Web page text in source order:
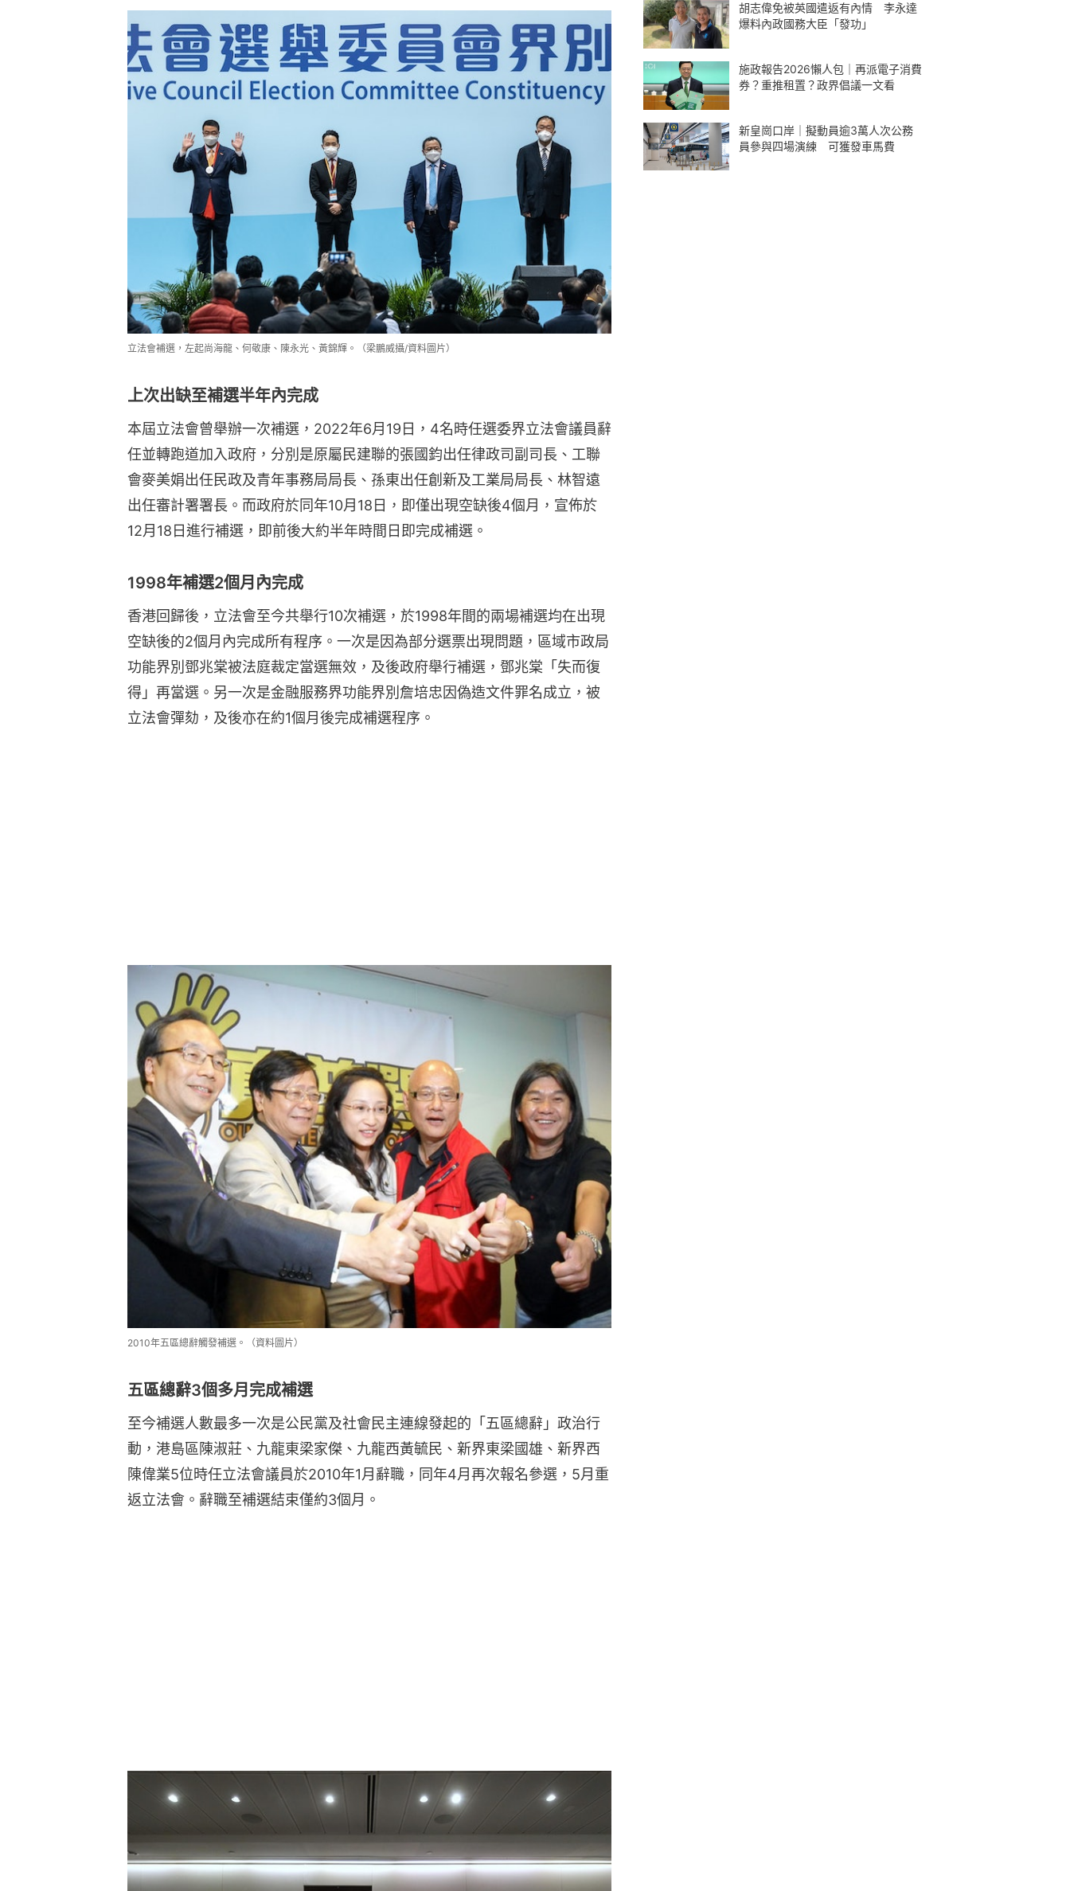
立法會補選，左起尚海龍、何敬康、陳永光、黃錦輝。（梁鵬威攝/資料圖片）
上次出缺至補選半年內完成
本屆立法會曾舉辦一次補選，2022年6月19日，4名時任選委界立法會議員辭
任並轉跑道加入政府，分別是原屬民建聯的張國鈞出任律政司副司長、工聯
會麥美娟出任民政及青年事務局局長、孫東出任創新及工業局局長、林智遠
出任審計署署長。而政府於同年10月18日，即僅出現空缺後4個月，宣佈於
12月18日進行補選，即前後大約半年時間日即完成補選。
1998年補選2個月內完成
香港回歸後，立法會至今共舉行10次補選，於1998年間的兩場補選均在出現
空缺後的2個月內完成所有程序。一次是因為部分選票出現問題，區域市政局
功能界別鄧兆棠被法庭裁定當選無效，及後政府舉行補選，鄧兆棠「失而復
得」再當選。另一次是金融服務界功能界別詹培忠因偽造文件罪名成立，被
立法會彈劾，及後亦在約1個月後完成補選程序。
2010年五區總辭觸發補選。（資料圖片）
五區總辭3個多月完成補選
至今補選人數最多一次是公民黨及社會民主連線發起的「五區總辭」政治行
動，港島區陳淑莊、九龍東梁家傑、九龍西黃毓民、新界東梁國雄、新界西
陳偉業5位時任立法會議員於2010年1月辭職，同年4月再次報名參選，5月重
返立法會。辭職至補選結束僅約3個月。
胡志偉免被英國遣返有內情 李永達
爆料內政國務大臣「發功」
施政報告2026懶人包｜再派電子消費
券？重推租置？政界倡議一文看
新皇崗口岸｜擬動員逾3萬人次公務
員參與四場演練 可獲發車馬費